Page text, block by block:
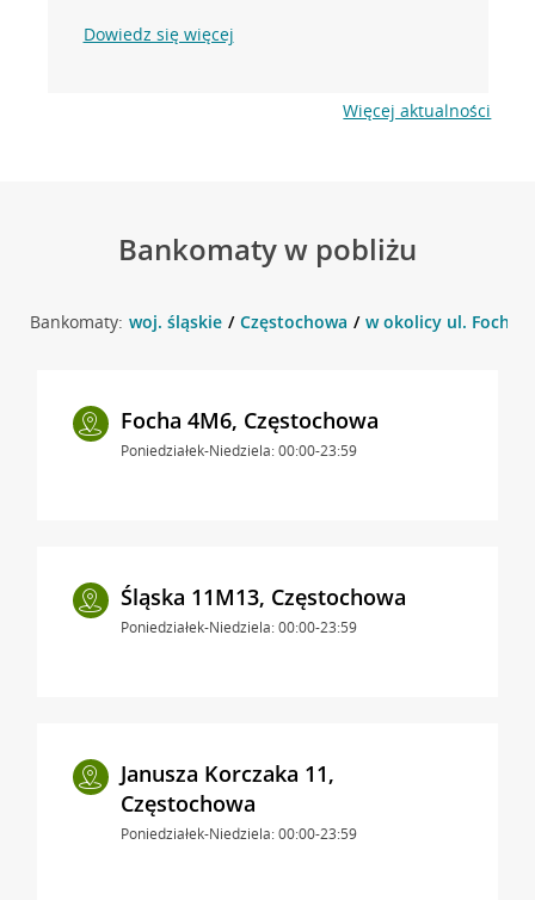
Dowiedz się więcej
Więcej aktualności
Bankomaty w pobliżu
Bankomaty: woj. śląskie Częstochowa w okolicy ul. Focha
Focha 4M6, Częstochowa
Poniedziałek-Niedziela: 00:00-23:59
Śląska 11M13, Częstochowa
Poniedziałek-Niedziela: 00:00-23:59
Janusza Korczaka 11,
Częstochowa
Poniedziałek-Niedziela: 00:00-23:59